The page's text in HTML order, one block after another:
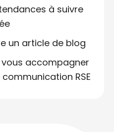
à suivre
un article de blog
vous accompagner
RSE